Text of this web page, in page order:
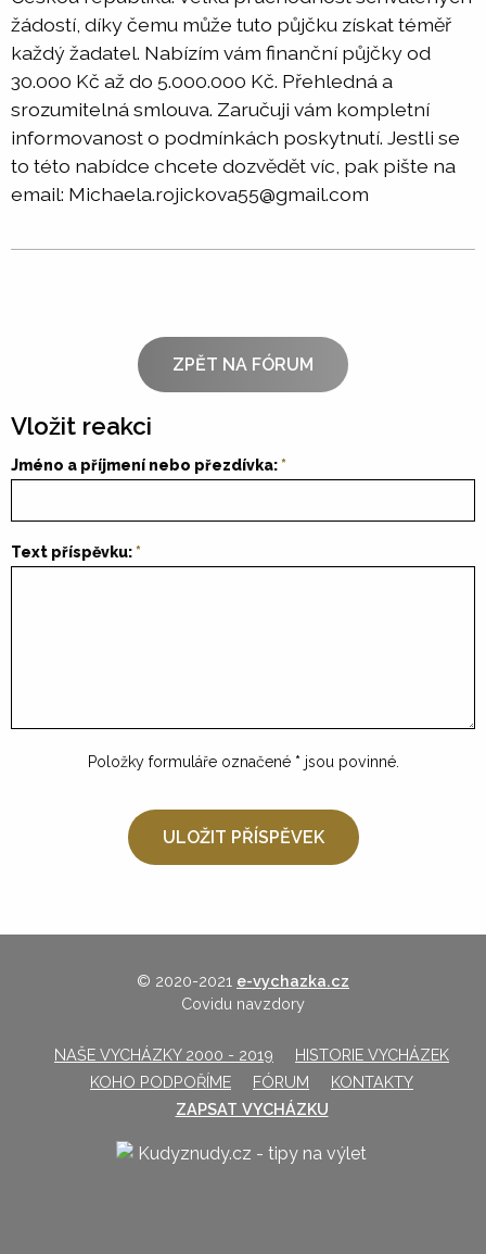
žádostí, díky čemu může tuto půjčku získat téměř
každý žadatel. Nabízím vám finanční půjčky od
30.000 Kč až do 5.000.000 Kč. Přehledná a
srozumitelná smlouva. Zaručuji vám kompletní
informovanost o podmínkách poskytnutí. Jestli se
to této nabídce chcete dozvědět víc, pak pište na
email: Michaela.rojickova55@gmail.com
ZPĚT NA FÓRUM
Vložit reakci
Jméno a příjmení nebo přezdívka:
Text příspěvku:
Položky formuláře označené * jsou povinné.
© 2020-2021 e-vychazka.cz
Covidu navzdory
NAŠE VYCHÁZKY 2000 - 2019
HISTORIE VYCHÁZEK
KOHO PODPOŘÍME
FÓRUM
KONTAKTY
ZAPSAT VYCHÁZKU